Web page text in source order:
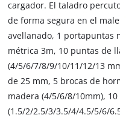
cargador. El taladro
de forma segura en el
avellanado, 1 portapuntas
métrica 3m, 10 puntas de
(4/5/6/7/8/9/10/11/12/13
de 25 mm, 5 brocas de
madera (4/5/6/8/10mm), 10
(1.5/2/2.5/3/3.5/4/4.5/5/6/